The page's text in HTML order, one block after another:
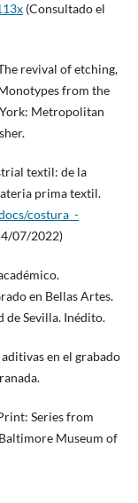
(Consultado el
revival of etching,
from the
Metropolitan
textil: de la
prima textil.
costura_-
07/2022)
en Bellas Artes.
de Sevilla. Inédito.
en el grabado
Series from
Museum of